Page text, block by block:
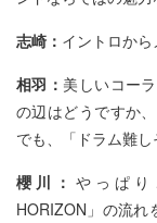
志崎： イントロから
相羽： 美しいコー
の辺はどうですか
でも、「ドラム難
櫻川： やっぱり
HORIZON」の流れ